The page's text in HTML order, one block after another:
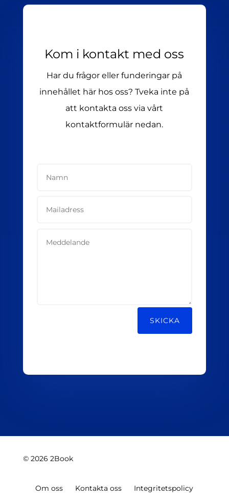
Kom i kontakt med oss
Har du frågor eller funderingar på
innehållet här hos oss? Tveka inte på
att kontakta oss via vårt
kontaktformulär nedan.
SKICKA
© 2026 2Book
Om oss Kontakta oss Integritetspolicy